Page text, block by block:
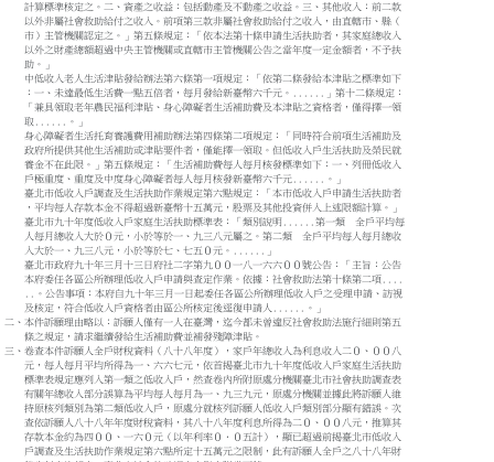
計算標準核定之。二、資產之收益：包括動產及不動產之收益。三、其他收入：前二款
以外非屬社會救助給付之收入。前項第三款非屬社會救助給付之收入，由直轄市、縣（
市）主管機關認定之。」第五條規定：「依本法第十條申請生活扶助者，其家庭總收入
以外之財產總額超過中央主管機關或直轄市主管機關公告之當年度一定金額者，不予扶
助。」
中低收入老人生活津貼發給辦法第六條第一項規定：「依第二條發給本津貼之標準如下
：一、未達最低生活費一點五倍者，每月發給新臺幣六千元。......」第十二條規定：
「兼具領取老年農民福利津貼、身心障礙者生活補助費及本津貼之資格者，僅得擇一領
取......。」
身心障礙者生活托育養護費用補助辦法第四條第二項規定：「同時符合前項生活補助及
政府所提供其他生活補助或津貼要件者，僅能擇一領取。但低收入戶生活扶助及榮民就
養金不在此限。」第五條規定：「生活補助費每人每月核發標準如下：一、列冊低收入
戶極重度、重度及中度身心障礙者每人每月核發新臺幣六千元......。」
臺北市低收入戶調查及生活扶助作業規定第六點規定：「本市低收入戶申請生活扶助者
，平均每人存款本金不得超過新臺幣十五萬元，股票及其他投資併入上述限額計算。」
臺北市九十年度低收入戶家庭生活扶助標準表：「類別說明......第一類 全戶平均每
人每月總收入大於０元，小於等於一、九三八元屬之。第二類 全戶平均每人每月總收
入大於一、九三八元，小於等於七、七五０元。......」
臺北市政府九十年三月十三日府社二字第九００一八一六六００號公告：「主旨：公告
本府委任各區公所辦理低收入戶申請與查定作業。依據：社會救助法第十條第二項....
..。公告事項：本府自九十年三月一日起委任各區公所辦理低收入戶之受理申請、訪視
及核定，符合低收入戶資格者由區公所核定後逕復申請人......。」
二、本件訴願理由略以：訴願人僅有一人在臺灣，迄今都未曾違反社會救助法施行細則第五
條之規定，請求繼續發給生活補助費並補發殘障津貼。
三、卷查本件訴願人全戶財稅資料（八十八年度），家戶年總收入為利息收入二０、００八
元，每人每月平均所得為一、六六七元，依首揭臺北市九十年度低收入戶家庭生活扶助
標準表規定應列入第一類之低收入戶，然查卷內所附原處分機關臺北市社會扶助調查表
有關年總收入部分誤算為平均每人每月為一、九三九元，原處分機關並據此將訴願人維
持原核列類別為第二類低收入戶，原處分就核列訴願人低收入戶類別部分顯有錯誤。次
查依訴願人八十八年年度財稅資料，其八十八年度利息所得為二０、００八元，推算其
存款本金約為四００、一六０元（以年利率０．０五計），顯已超過前揭臺北市低收入
戶調查及生活扶助作業規定第六點所定十五萬元之限制，此有訴願人全戶之八十八年財